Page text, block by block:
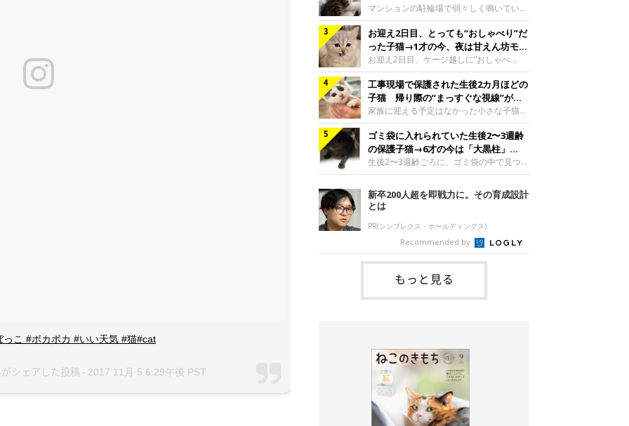
こ #ポカポカ #いい天気 #猫#cat
シェアした投稿 - 2017 11月 5 6:29午後 PST
@muumuu62197189紹介するのは、
X（旧Twitter）ユーザー
@muumuu62197189さんの愛猫・ティダ
ちゃん（取材時6才）の成長記録です。こ
ちらは、生後3カ月ごろのティダちゃん。
飼い主さんが出会ったのは、夜から大雨に
なると予報されていた日の夕方でした。花
壇で動けずにいた子猫保護したばかりのテ
ィダちゃん。@muumuu62197189飼い主
さんは、公園の
肉質でツンデレなコに成長
マンションの駐輪場で弱々しく鳴いてい
た、生後1カ月ほどの子猫。家族に迎えら
れてから1年、体も行動も大きく成長しま
した。炎天下の駐輪場で鳴いていた小さな
子猫保護当時のモモちゃん。@Kingponzu
紹介するのは、X（旧Twitter）ユーザー
@Kingponzuさんの愛猫・モモちゃん（取
材時1才）の成長記録です。こちらは、モ
モちゃんが生後1カ月ごろに撮影された一
枚。飼い主さんの自宅マンションの駐輪場
で鳴いていたところを保護された当時の姿
です。子猫時代のモモちゃん。
@Kingponzuその日は気温が35℃を
お迎え2日目、とっても“おしゃべり”だ
った子猫→1才の今、夜は甘えん坊モー
ドになるコに成長！
お迎え2日目、ケージ越しに“おしゃべ
り”する姿を見せていた子猫。1才になった
今も見せる愛らしい姿にキュンとします。
お迎え2日目、ケージ越しに何かを伝える
ももちゃん“おしゃべり”なももちゃん。
@poocoonyan紹介するのは、Instagram
ユーザー@poocoonyanさんの愛猫・もも
ちゃん（取材時1才／マンチカン）です。
こちらの動画は、ももちゃんが生後2カ月
を過ぎたころ、お迎え2日目に撮影された
ため、当時はケージの中で過ごしていまし
た。鳴いてアピールするももち
工事現場で保護された生後2カ月ほどの
子猫 帰り際の“まっすぐな視線”が忘
れられず、家族の一員に
家族に迎える予定はなかった小さな子猫。
帰り際に見せた姿が、飼い主さんの心に残
りました。保護当時の夏目ちゃん。
@shibainu_rintaro紹介するのは、
Instagramユーザー@shibainu_rintaroさ
んの愛猫・夏目（なつめ）ちゃん（取材時
3才）。工事現場で親猫とはぐれたとみら
れ、保護された当時は生後2カ月ほどだっ
たといいます。新しい飼い主を探すつもり
が……保護されてケージに入っている夏目
ちゃん。@shibainu_rintaro夏目ちゃんを
保護したのは、以前、飼い主さんの愛猫・
ちくわく
ゴミ袋に入れられていた生後2〜3週齢
の保護子猫→6才の今は「大黒柱」
に！ 美しい黒猫に成長した姿にグッ
とくる
生後2〜3週齢ごろに、ゴミ袋の中で見つか
った小さな命。ミルクから育てられたその
子猫は今、家族に欠かせない存在へと成長
しました。ゴミ袋の中で見つかった、ミニ
モグラのような子猫よちよち歩きをしてい
たころの、生後2〜3週齢ごろのドンちゃ
ん。@doddou_1今回紹介するのは、
X（旧Twitter）ユーザー@doddou_1さん
の愛猫・ドンちゃん（取材時、推定6才／
本名：ドミトリー・ドンスコイ）。ドンち
ゃんは、保護猫でした。ドンちゃんが見つ
かったのは、飼い主さんの姉の勤め先の敷
新卒200人超を即戦力に。その育成設計
とは
PR(シンプレクス・ホールディングス)
Recommended by
もっと見る